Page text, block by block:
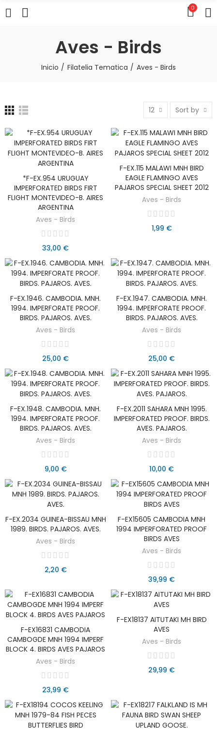
0
Aves - Birds
Inicio Filatelia Tematica Aves - Birds
12 Sort by
AÑADIR AL CARRITO
*F-EX.954 URUGUAY
IMPERFORATED BIRDS FIRT
FLIGHT MONTEVIDEO-B. AIRES
ARGENTINA
Aves - Birds
33,00 €
AÑADIR AL CARRITO
F-EX.115 MALAWI MNH BIRD
EAGLE FLAMINGO AVES
PAJAROS SPECIAL SHEET 2012
Aves - Birds
1,99 €
AÑADIR AL CARRITO
F-EX.1946. CAMBODIA. MNH.
1994. IMPERFORATE PROOF.
BIRDS. PAJAROS. AVES.
Aves - Birds
25,00 €
AÑADIR AL CARRITO
F-EX.1947. CAMBODIA. MNH.
1994. IMPERFORATE PROOF.
BIRDS. PAJAROS. AVES.
Aves - Birds
25,00 €
AÑADIR AL CARRITO
F-EX.1948. CAMBODIA. MNH.
1994. IMPERFORATE PROOF.
BIRDS. PAJAROS. AVES.
Aves - Birds
9,00 €
AÑADIR AL CARRITO
F-EX.2011 SAHARA MNH 1995.
IMPERFORATED PROOF. BIRDS.
AVES. PAJAROS.
Aves - Birds
10,00 €
AÑADIR AL CARRITO
F-EX.2034 GUINEA-BISSAU MNH
1989. BIRDS. PAJAROS. AVES.
Aves - Birds
2,20 €
AÑADIR AL CARRITO
F-EX15605 CAMBODIA MNH
1994 IMPERFORATED PROOF
BIRDS AVES
Aves - Birds
39,99 €
AÑADIR AL CARRITO
F-EX16831 CAMBODIA
CAMBOGDE MNH 1994 IMPERF
BLOCK 4. BIRDS AVES PAJAROS
Aves - Birds
23,99 €
AÑADIR AL CARRITO
F-EX18137 AITUTAKI MH BIRD
AVES
Aves - Birds
29,99 €